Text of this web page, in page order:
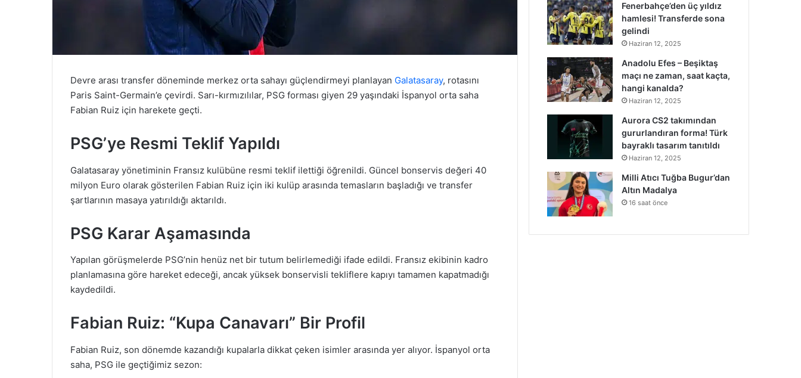
Devre arası transfer döneminde merkez orta sahayı güçlendirmeyi planlayan Galatasaray, rotasını
Paris Saint-Germain’e çevirdi. Sarı-kırmızılılar, PSG forması giyen 29 yaşındaki İspanyol orta saha
Fabian Ruiz için harekete geçti.
PSG’ye Resmi Teklif Yapıldı
Galatasaray yönetiminin Fransız kulübüne resmi teklif ilettiği öğrenildi. Güncel bonservis değeri 40
milyon Euro olarak gösterilen Fabian Ruiz için iki kulüp arasında temasların başladığı ve transfer
şartlarının masaya yatırıldığı aktarıldı.
PSG Karar Aşamasında
Yapılan görüşmelerde PSG’nin henüz net bir tutum belirlemediği ifade edildi. Fransız ekibinin kadro
planlamasına göre hareket edeceği, ancak yüksek bonservisli tekliflere kapıyı tamamen kapatmadığı
kaydedildi.
Fabian Ruiz: “Kupa Canavarı” Bir Profil
Fabian Ruiz, son dönemde kazandığı kupalarla dikkat çeken isimler arasında yer alıyor. İspanyol orta
saha, PSG ile geçtiğimiz sezon:
Fenerbahçe’den üç yıldız
hamlesi! Transferde sona
gelindi
Haziran 12, 2025
Anadolu Efes – Beşiktaş
maçı ne zaman, saat kaçta,
hangi kanalda?
Haziran 12, 2025
Aurora CS2 takımından
gururlandıran forma! Türk
bayraklı tasarım tanıtıldı
Haziran 12, 2025
Milli Atıcı Tuğba Bugur’dan
Altın Madalya
16 saat önce